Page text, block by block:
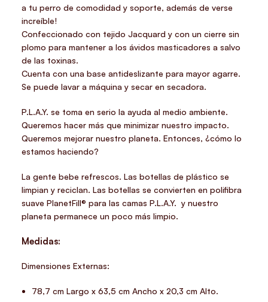
a tu perro de comodidad y soporte, además de verse
increíble!
Confeccionado con tejido Jacquard y con un cierre sin
plomo para mantener a los ávidos masticadores a salvo
de las toxinas.
Cuenta con una base antideslizante para mayor agarre.
Se puede lavar a máquina y secar en secadora.
P.L.A.Y. se toma en serio la ayuda al medio ambiente.
Queremos hacer más que minimizar nuestro impacto.
Queremos mejorar nuestro planeta. Entonces, ¿cómo lo
estamos haciendo?
La gente bebe refrescos. Las botellas de plástico se
limpian y reciclan. Las botellas se convierten en polifibra
suave PlanetFill® para las camas P.L.A.Y. y nuestro
planeta permanece un poco más limpio.
Medidas:
Dimensiones Externas:
78,7 cm Largo x 63,5 cm Ancho x 20,3 cm Alto.